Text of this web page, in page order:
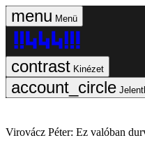
Menü
Kinézet
Virovácz Péter: Ez valóban